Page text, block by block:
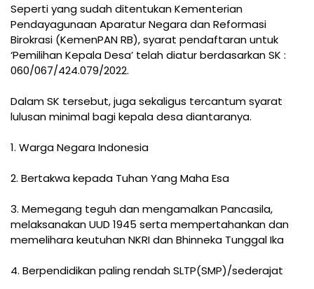
Seperti yang sudah ditentukan Kementerian
Pendayagunaan Aparatur Negara dan Reformasi
Birokrasi (KemenPAN RB), syarat pendaftaran untuk
‘Pemilihan Kepala Desa’ telah diatur berdasarkan SK :
060/067/424.079/2022.
Dalam SK tersebut, juga sekaligus tercantum syarat
lulusan minimal bagi kepala desa diantaranya.
1. Warga Negara Indonesia
2. Bertakwa kepada Tuhan Yang Maha Esa
3. Memegang teguh dan mengamalkan Pancasila,
melaksanakan UUD 1945 serta mempertahankan dan
memelihara keutuhan NKRI dan Bhinneka Tunggal Ika
4. Berpendidikan paling rendah SLTP(SMP)/sederajat